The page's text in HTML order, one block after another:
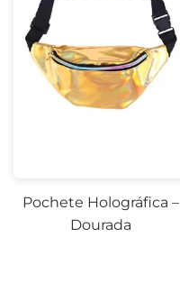
Pochete Holográfica –
Dourada